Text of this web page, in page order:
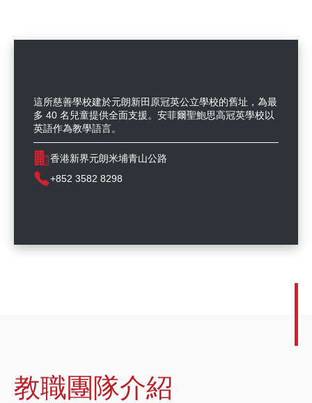
這所慈善學校建於元朗新田原冠英公立學校的舊址，為最
多 40 名兒童提供全面支援。安菲爾聖鮑思高冠英學校以
英語作為教學語言。
香港新界元朗米埔青山公路
+852 3582 8298
教職團隊介紹